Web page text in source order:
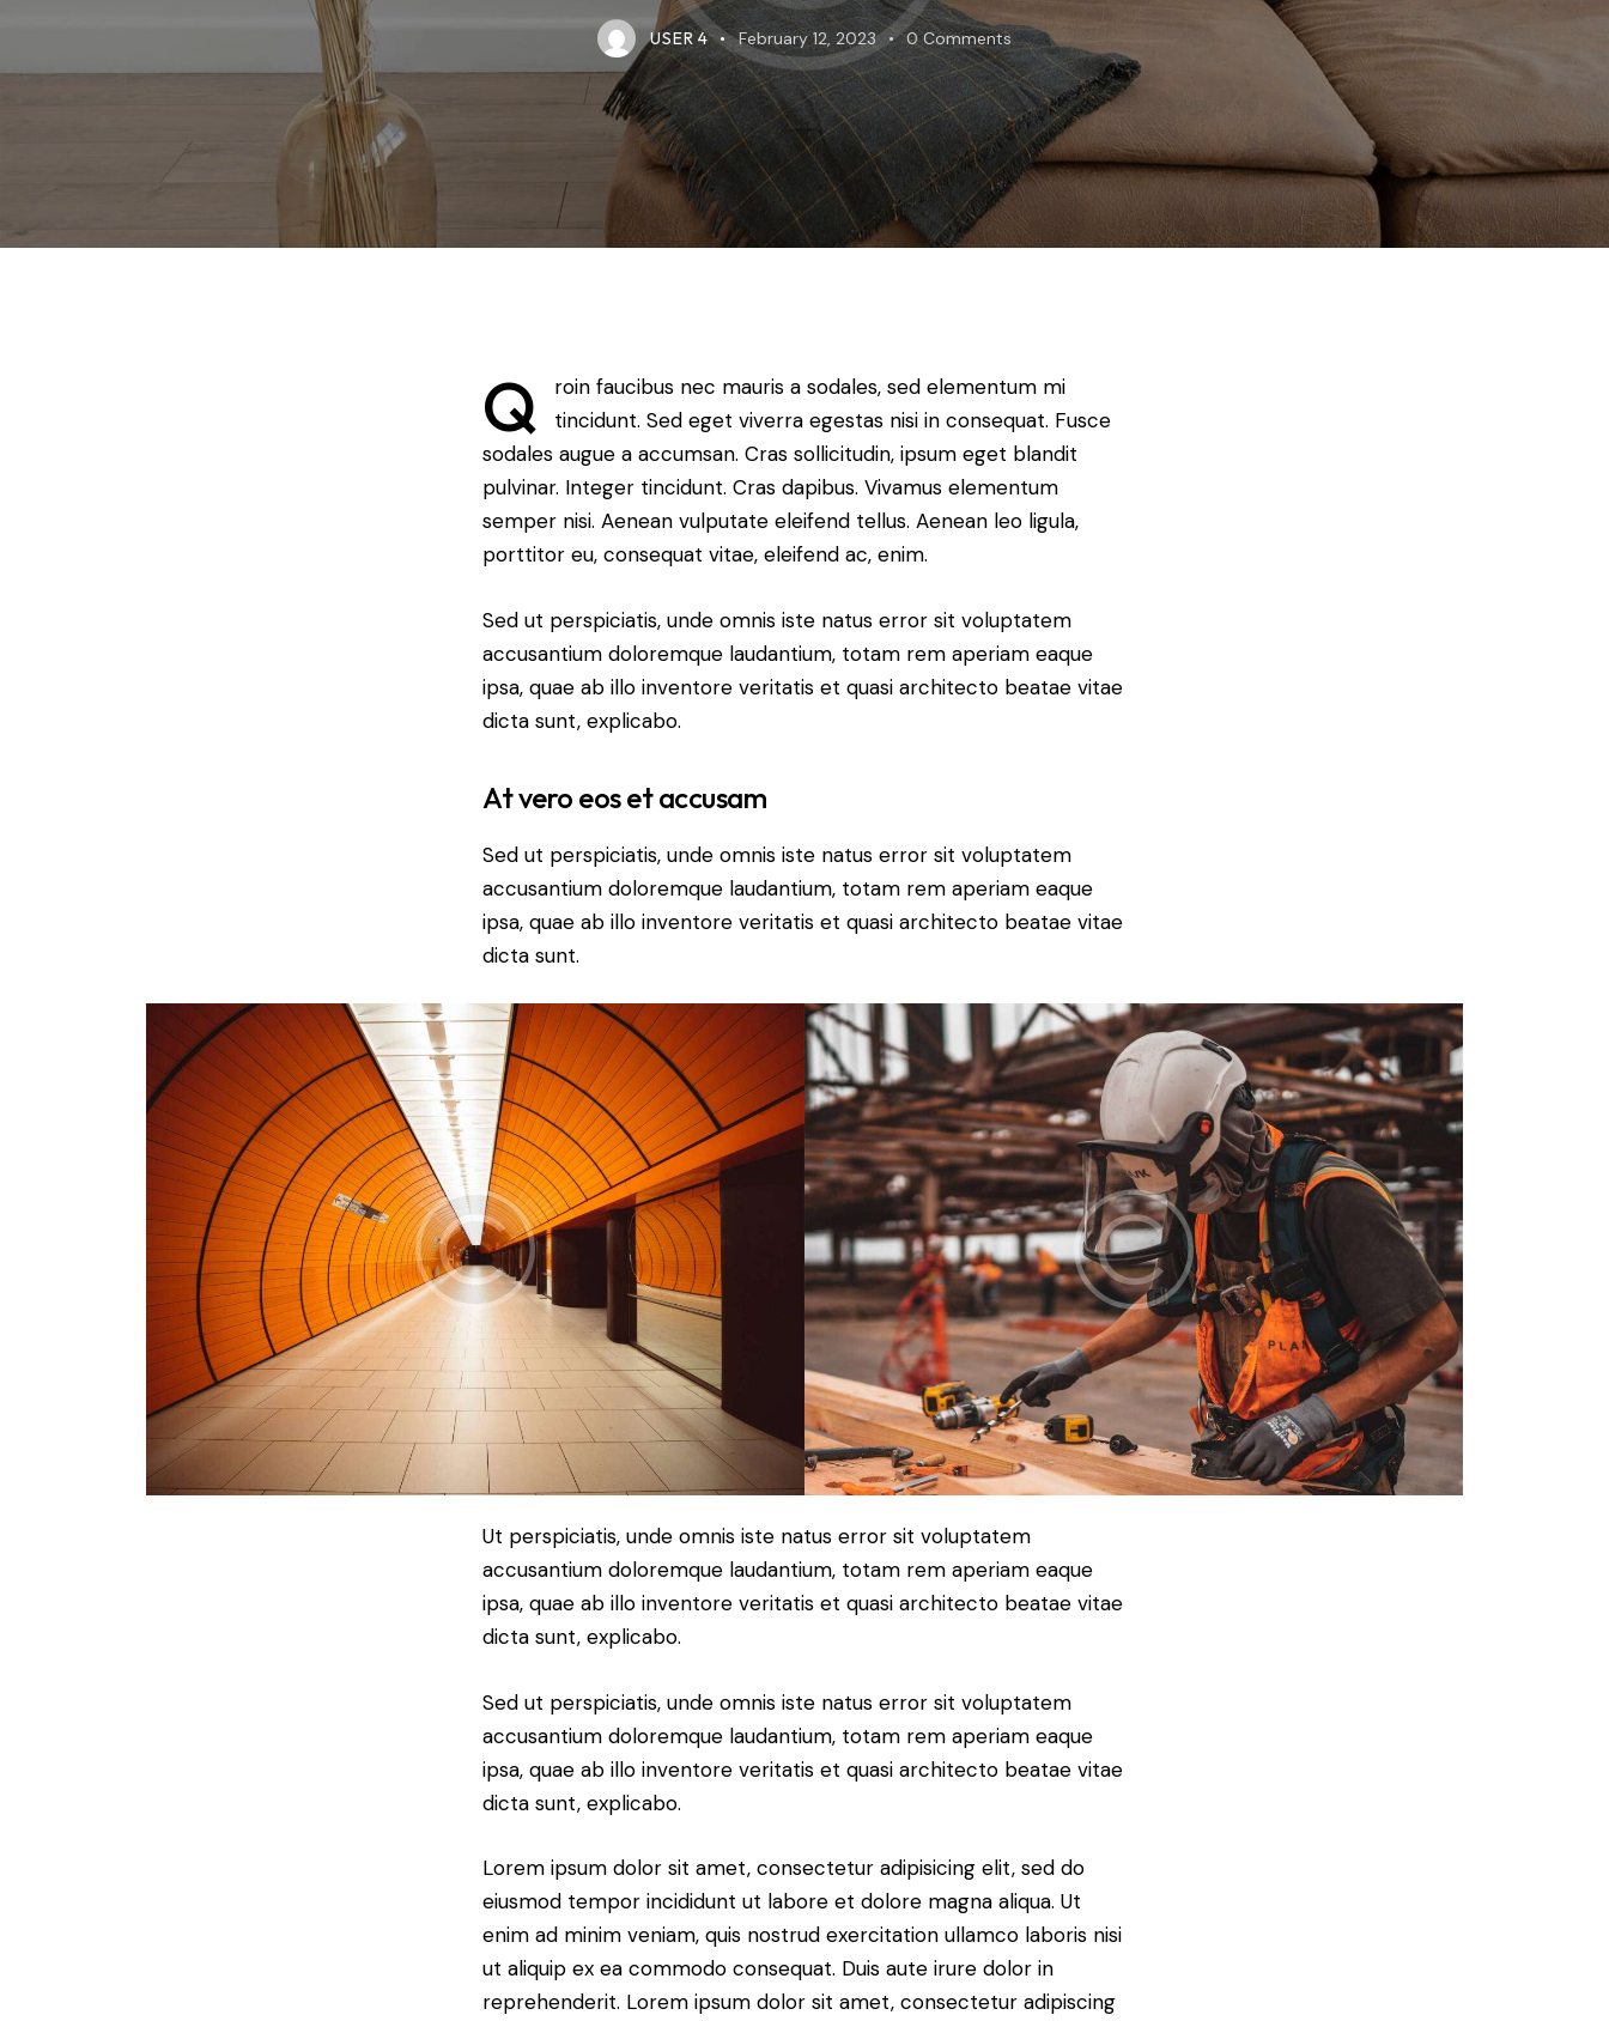
USER 4 February 12, 2023 0 Comments
Q
roin faucibus nec mauris a sodales, sed elementum mi
tincidunt. Sed eget viverra egestas nisi in consequat. Fusce
sodales augue a accumsan. Cras sollicitudin, ipsum eget blandit
pulvinar. Integer tincidunt. Cras dapibus. Vivamus elementum
semper nisi. Aenean vulputate eleifend tellus. Aenean leo ligula,
porttitor eu, consequat vitae, eleifend ac, enim.
Sed ut perspiciatis, unde omnis iste natus error sit voluptatem
accusantium doloremque laudantium, totam rem aperiam eaque
ipsa, quae ab illo inventore veritatis et quasi architecto beatae vitae
dicta sunt, explicabo.
At vero eos et accusam
Sed ut perspiciatis, unde omnis iste natus error sit voluptatem
accusantium doloremque laudantium, totam rem aperiam eaque
ipsa, quae ab illo inventore veritatis et quasi architecto beatae vitae
dicta sunt.
Ut perspiciatis, unde omnis iste natus error sit voluptatem
accusantium doloremque laudantium, totam rem aperiam eaque
ipsa, quae ab illo inventore veritatis et quasi architecto beatae vitae
dicta sunt, explicabo.
Sed ut perspiciatis, unde omnis iste natus error sit voluptatem
accusantium doloremque laudantium, totam rem aperiam eaque
ipsa, quae ab illo inventore veritatis et quasi architecto beatae vitae
dicta sunt, explicabo.
Lorem ipsum dolor sit amet, consectetur adipisicing elit, sed do
eiusmod tempor incididunt ut labore et dolore magna aliqua. Ut
enim ad minim veniam, quis nostrud exercitation ullamco laboris nisi
ut aliquip ex ea commodo consequat. Duis aute irure dolor in
reprehenderit. Lorem ipsum dolor sit amet, consectetur adipiscing